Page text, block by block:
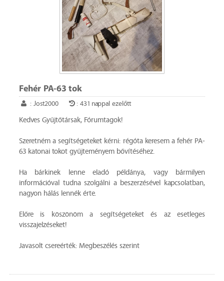
Fehér PA-63 tok
: Jost2000 : 431 nappal ezelőtt
Kedves Gyűjtőtársak, Fórumtagok!
Szeretném a segítségeteket kérni: régóta keresem a fehér PA-
63 katonai tokot gyűjteményem bővítéséhez.
Ha bárkinek lenne eladó példánya, vagy bármilyen
információval tudna szolgálni a beszerzésével kapcsolatban,
nagyon hálás lennék érte.
Előre is köszönöm a segítségeteket és az esetleges
visszajelzéseket!
Javasolt csereérték: Megbeszélés szerint